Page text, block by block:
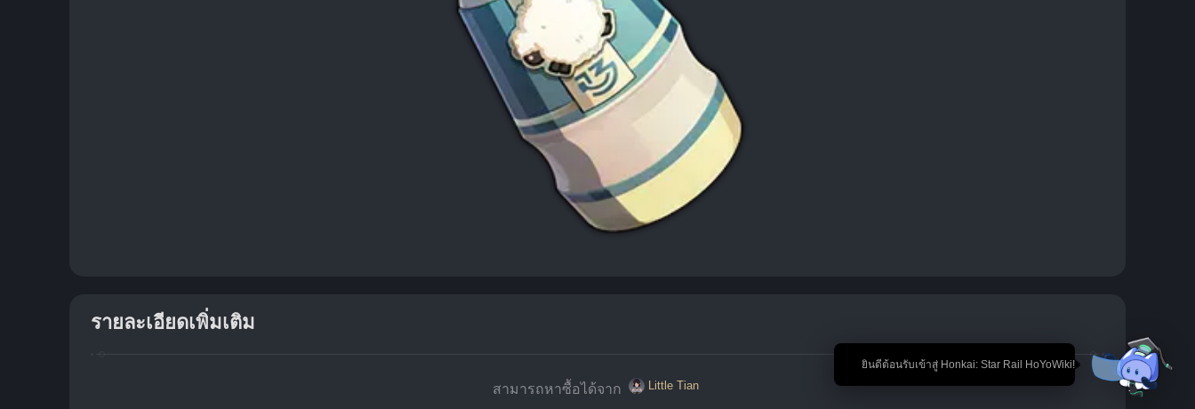
🎉 ยินดีต้อนรับเข้าสู่ Honkai: Star Rail HoYoWiki!
รายละเอียดเพิ่มเติม
สามารถหาซื้อได้จาก Little Tian